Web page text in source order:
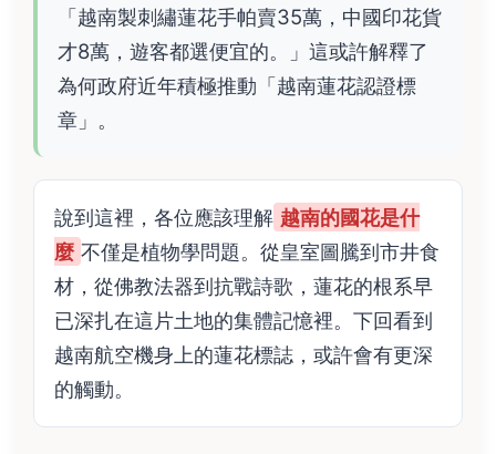
「越南製刺繡蓮花手帕賣35萬，中國印花貨
才8萬，遊客都選便宜的。」這或許解釋了
為何政府近年積極推動「越南蓮花認證標
章」。
說到這裡，各位應該理解 越南的國花是什
麼 不僅是植物學問題。從皇室圖騰到市井食
材，從佛教法器到抗戰詩歌，蓮花的根系早
已深扎在這片土地的集體記憶裡。下回看到
越南航空機身上的蓮花標誌，或許會有更深
的觸動。